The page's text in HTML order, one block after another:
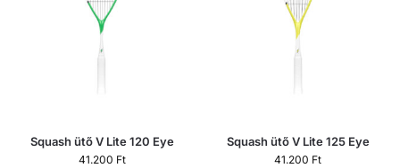
Squash ütő V Lite 120 Eye
41.200 Ft
Squash ütő V Lite 125 Eye
41.200 Ft